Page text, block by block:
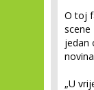
O toj
scene
jedan
„U